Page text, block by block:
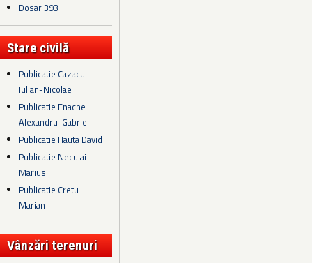
Dosar 393
Stare civilă
Publicatie Cazacu
Iulian-Nicolae
Publicatie Enache
Alexandru-Gabriel
Publicatie Hauta David
Publicatie Neculai
Marius
Publicatie Cretu
Marian
Vânzări terenuri